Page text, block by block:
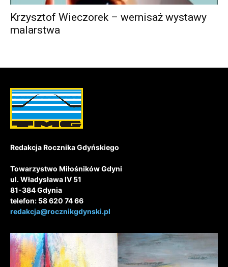
Krzysztof Wieczorek – wernisaż wystawy
malarstwa
Redakcja Rocznika Gdyńskiego
Towarzystwo Miłośników Gdyni
ul. Władysława IV 51
81-384 Gdynia
telefon: 58 620 74 66
redakcja@rocznikgdynski.pl